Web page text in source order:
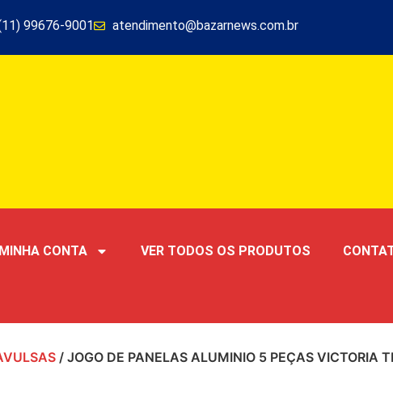
99676-9001 atendimento@bazarnews.com.br
MINHA CONTA VER TODOS OS PRODUTOS
/ JOGO DE PANELAS ALUMINIO 5 PEÇAS